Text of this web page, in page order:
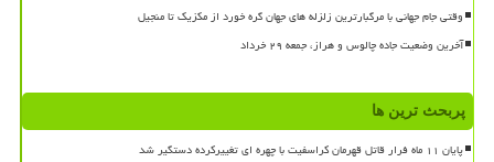
وقتی جام جهانی با مرگبارترین زلزله های جهان گره خورد از مکزیک تا منجیل
آخرین وضعیت جاده چالوس و هراز، جمعه ۲۹ خرداد
پربحث ترین ها
پایان ۱۱ ماه فرار قاتل قهرمان کراسفیت با چهره ای تغییرکرده دستگیر شد